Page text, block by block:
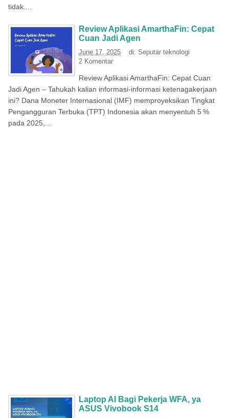
tidak....
Review Aplikasi AmarthaFin: Cepat
Cuan Jadi Agen
June 17, 2025 di: Seputar teknologi
2 Komentar
Review Aplikasi AmarthaFin: Cepat Cuan
Jadi Agen – Tahukah kalian informasi-informasi ketenagakerjaan
ini? Dana Moneter Internasional (IMF) memproyeksikan Tingkat
Pengangguran Terbuka (TPT) Indonesia akan menyentuh 5 %
pada 2025,...
Laptop AI Bagi Pekerja WFA, ya
ASUS Vivobook S14